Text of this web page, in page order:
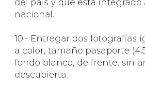
del país y que está integrado
nacional.
10.- Entregar dos fotografías
a color, tamaño pasaporte
fondo blanco, de frente, sin
descubierta;